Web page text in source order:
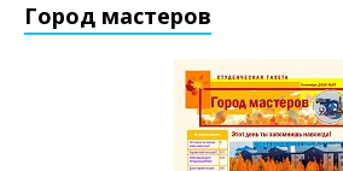
Город мастеров